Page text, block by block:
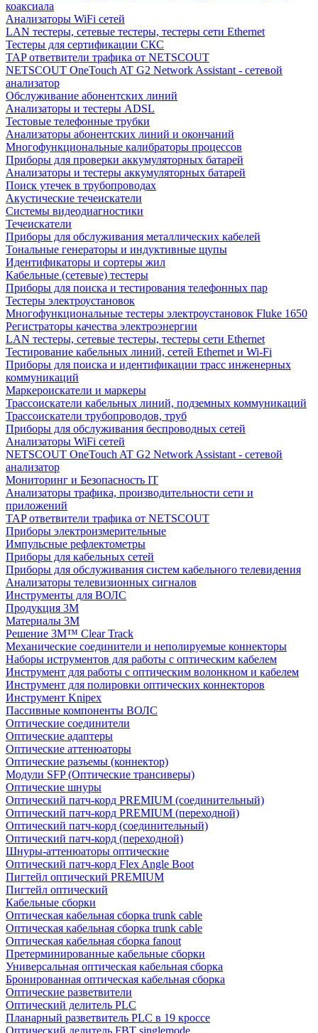
коаксиала
Анализаторы WiFi сетей
LAN тестеры, сетевые тестеры, тестеры сети Ethernet
Тестеры для сертификации СКС
TAP ответвители трафика от NETSCOUT
NETSCOUT OneTouch AT G2 Network Assistant - сетевой
анализатор
Обслуживание абонентских линий
Анализаторы и тестеры ADSL
Тестовые телефонные трубки
Анализаторы абонентских линий и окончаний
Многофункциональные калибраторы процессов
Приборы для проверки аккумуляторных батарей
Анализаторы и тестеры аккумуляторных батарей
Поиск утечек в трубопроводах
Акустические течеискатели
Системы видеодиагностики
Течеискатели
Приборы для обслуживания металлических кабелей
Тональные генераторы и индуктивные щупы
Идентификаторы и сортеры жил
Кабельные (сетевые) тестеры
Приборы для поиска и тестирования телефонных пар
Тестеры электроустановок
Многофункциональные тестеры электроустановок Fluke 1650
Регистраторы качества электроэнергии
LAN тестеры, сетевые тестеры, тестеры сети Ethernet
Тестирование кабельных линий, сетей Ethernet и Wi-Fi
Приборы для поиска и идентификации трасс инженерных
коммуникаций
Маркероискатели и маркеры
Трассоискатели кабельных линий, подземных коммуникаций
Трассоискатели трубопроводов, труб
Приборы для обслуживания беспроводных сетей
Анализаторы WiFi сетей
NETSCOUT OneTouch AT G2 Network Assistant - сетевой
анализатор
Мониторинг и Безопасность IT
Анализаторы трафика, производительности сети и
приложений
TAP ответвители трафика от NETSCOUT
Приборы электроизмерительные
Импульсные рефлектометры
Приборы для кабельных сетей
Приборы для обслуживания систем кабельного телевидения
Анализаторы телевизионных сигналов
Инструменты для ВОЛС
Продукция 3M
Материалы 3М
Решение 3M™ Clear Track
Механические соединители и неполируемые коннекторы
Наборы иструментов для работы с оптическим кабелем
Инструмент для работы с оптическим волонкном и кабелем
Инструмент для полировки оптических коннекторов
Инструмент Knipex
Пассивные компоненты ВОЛС
Оптические соединители
Оптические адаптеры
Оптические аттенюаторы
Оптические разъемы (коннектор)
Модули SFP (Оптические трансиверы)
Оптические шнуры
Оптический патч-корд PREMIUM (соединительный)
Оптический патч-корд PREMIUM (переходной)
Оптический патч-корд (соединительный)
Оптический патч-корд (переходной)
Шнуры-аттенюаторы оптические
Оптический патч-корд Flex Angle Boot
Пигтейл оптический PREMIUM
Пигтейл оптический
Кабельные сборки
Оптическая кабельная сборка trunk cable
Оптическая кабельная сборка trunk cable
Оптическая кабельная сборка fanout
Претерминированные кабельные сборки
Универсальная оптическая кабельная сборка
Бронированная оптическая кабельная сборка
Оптические разветвители
Оптический делитель PLC
Планарный разветвитель PLC в 19 кроссе
Оптический делитель FBT singlemode